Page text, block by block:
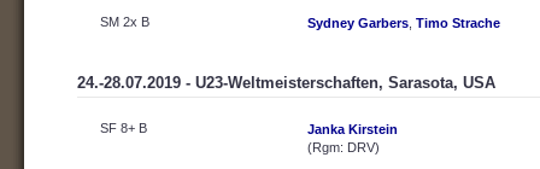
SM 2x B Sydney Garbers Timo Strache
24.-28.07.2019 - U23-Weltmeisterschaften, Sarasota, USA
SF 8+ B
Janka Kirstein
(Rgm: DRV)